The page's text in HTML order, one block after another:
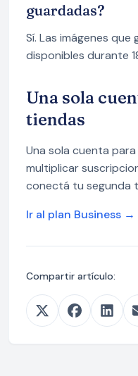
guardadas?
Sí. Las imágenes
disponibles durante
Una sola
tiendas
Una sola cuenta
multiplicar
conectá tu segunda
Ir al plan Business →
Compartir artículo: